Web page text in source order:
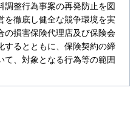
調整行為事案の再発防止を図
を徹底し健全な競争環境を実
の損害保険代理店及び保険会
するとともに、保険契約の締
て、対象となる行為等の範囲